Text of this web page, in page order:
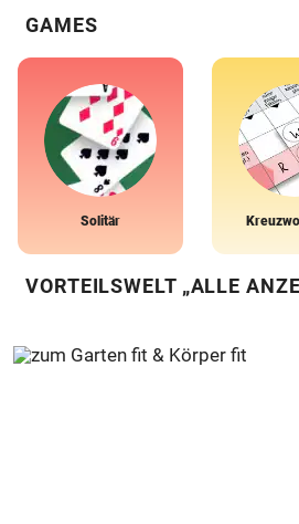
GAMES
Solitär
VORTEILSWELT „ALLE